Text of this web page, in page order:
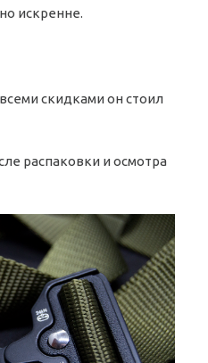
искренне.
скидками он стоил
распаковки и осмотра